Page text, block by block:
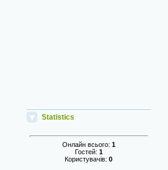
Statistics
Онлайн всього: 1
Гостей: 1
Користувачів:0